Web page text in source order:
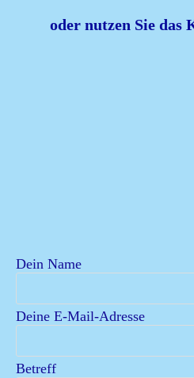
oder nutzen Sie
Dein Name
Deine E-Mail-Adresse
Betreff